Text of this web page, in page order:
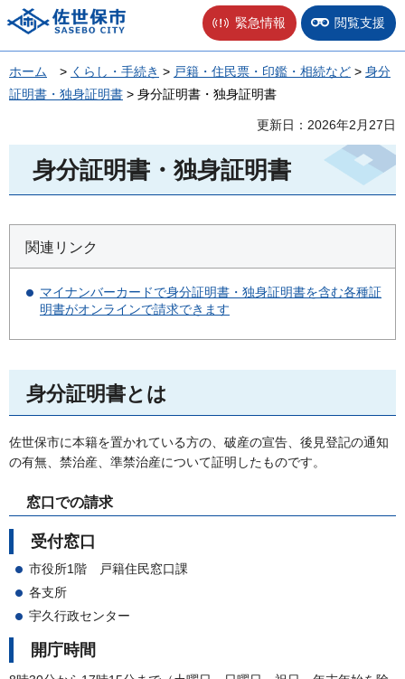
佐世保市 緊急情報 閲覧支援
ホーム > くらし・手続き > 戸籍・住民票・印鑑・相続など > 身分
証明書・独身証明書 > 身分証明書・独身証明書
更新日：2026年2月27日
身分証明書・独身証明書
関連リンク
マイナンバーカードで身分証明書・独身証明書を含む各種証
明書がオンラインで請求できます
身分証明書とは
佐世保市に本籍を置かれている方の、破産の宣告、後見登記の通知
の有無、禁治産、準禁治産について証明したものです。
窓口での請求
受付窓口
市役所1階 戸籍住民窓口課
各支所
宇久行政センター
開庁時間